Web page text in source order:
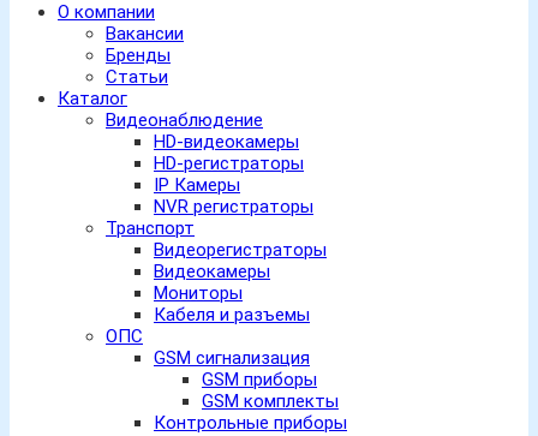
О компании
Вакансии
Бренды
Статьи
Каталог
Видеонаблюдение
HD-видеокамеры
HD-регистраторы
IP Камеры
NVR регистраторы
Транспорт
Видеорегистраторы
Видеокамеры
Мониторы
Кабеля и разъемы
ОПС
GSM сигнализация
GSM приборы
GSM комплекты
Контрольные приборы